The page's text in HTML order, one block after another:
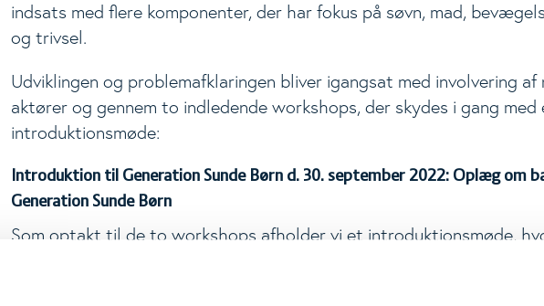
indsats med flere komponenter, der har fokus på søvn, mad,
og trivsel.
Udviklingen og problemafklaringen bliver igangsat med involvering af
aktører og gennem to indledende workshops, der skydes i gang med
introduktionsmøde:
Introduktion til Generation Sunde Børn d. 30. september 2022: Oplæg om
Generation Sunde Børn
Som optakt til de to workshops afholder vi et introduktionsmøde,
professor og Senior Vice President i Novo Nordisk Fonden,
området. Efterfølgende beskriver professor Ulla Toft fra Center for